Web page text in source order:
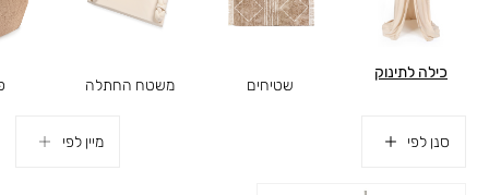
משטח החתלה שטיחים
כילה לתינוק
סנן לפי